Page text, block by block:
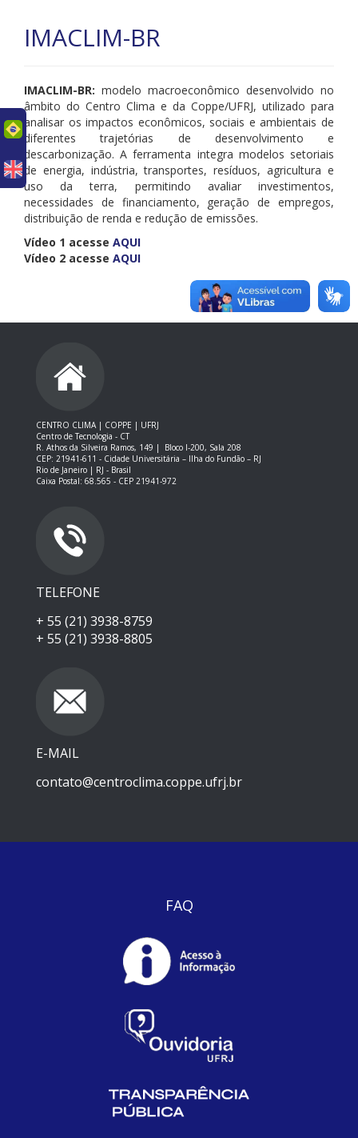
IMACLIM-BR
IMACLIM-BR: modelo macroeconômico desenvolvido no
âmbito do Centro Clima e da Coppe/UFRJ, utilizado para
analisar os impactos econômicos, sociais e ambientais de
diferentes trajetórias de desenvolvimento e
descarbonização. A ferramenta integra modelos setoriais
de energia, indústria, transportes, resíduos, agricultura e
uso da terra, permitindo avaliar investimentos,
necessidades de financiamento, geração de empregos,
distribuição de renda e redução de emissões.
Vídeo 1 acesse AQUI
Vídeo 2 acesse AQUI
CENTRO CLIMA | COPPE | UFRJ
Centro de Tecnologia - CT
R. Athos da Silveira Ramos, 149 |
Bloco I-200, Sala 208
CEP: 21941-611 - Cidade Universitária – Ilha do Fundão – RJ
Rio de Janeiro | RJ - Brasil
Caixa Postal: 68.565 - CEP 21941-972
TELEFONE
+ 55 (21) 3938-8759
+ 55 (21) 3938-8805
E-MAIL
contato@centroclima.coppe.ufrj.br
FAQ